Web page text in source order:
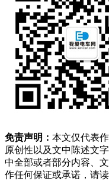
免责声明： 本文仅代表
原创性以及文中陈述文
中全部或者部分内容、
作任何保证或承诺，请